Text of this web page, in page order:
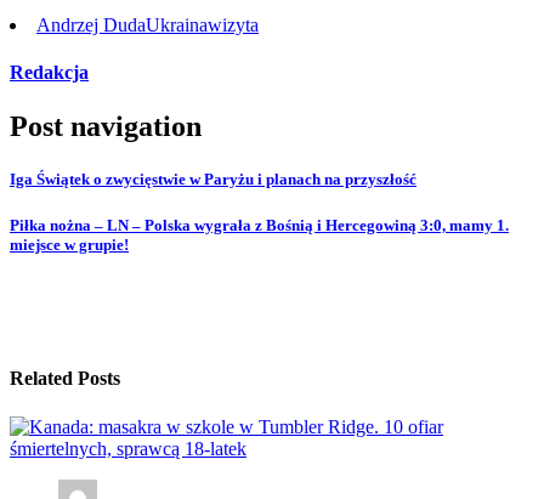
Andrzej DudaUkrainawizyta
Redakcja
Post navigation
Iga Świątek o zwycięstwie w Paryżu i planach na przyszłość
Piłka nożna – LN – Polska wygrała z Bośnią i Hercegowiną 3:0, mamy 1.
miejsce w grupie!
Related Posts